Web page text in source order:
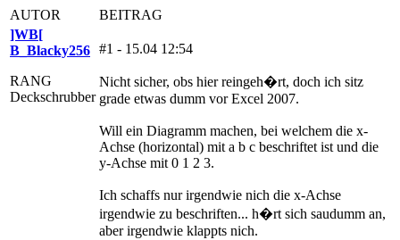
AUTOR
BEITRAG
]WB[
B_Blacky256
RANG
Deckschrubber
#1 - 15.04 12:54
Nicht sicher, obs hier reingeh�rt, doch ich sitz
grade etwas dumm vor Excel 2007.
Will ein Diagramm machen, bei welchem die x-
Achse (horizontal) mit a b c beschriftet ist und die
y-Achse mit 0 1 2 3.
Ich schaffs nur irgendwie nich die x-Achse
irgendwie zu beschriften... h�rt sich saudumm an,
aber irgendwie klappts nich.